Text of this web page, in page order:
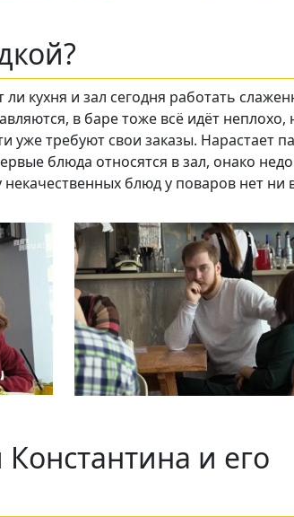
кухня и зал сегодня работать
в баре тоже всё идёт неплохо,
требуют свои заказы. Нарастает
блюда относятся в зал, онако
некачественных блюд у поваров нет ни
Константина и его